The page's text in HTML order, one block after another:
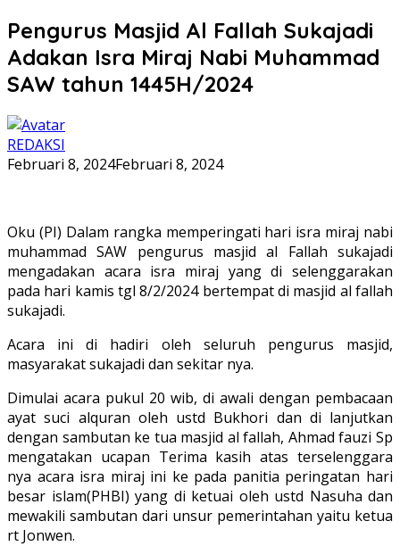
Pengurus Masjid Al Fallah Sukajadi
Adakan Isra Miraj Nabi Muhammad
SAW tahun 1445H/2024
REDAKSI
Februari 8, 2024Februari 8, 2024
Oku (PI) Dalam rangka memperingati hari isra miraj nabi
muhammad SAW pengurus masjid al Fallah sukajadi
mengadakan acara isra miraj yang di selenggarakan
pada hari kamis tgl 8/2/2024 bertempat di masjid al fallah
sukajadi.
Acara ini di hadiri oleh seluruh pengurus masjid,
masyarakat sukajadi dan sekitar nya.
Dimulai acara pukul 20 wib, di awali dengan pembacaan
ayat suci alquran oleh ustd Bukhori dan di lanjutkan
dengan sambutan ke tua masjid al fallah, Ahmad fauzi Sp
mengatakan ucapan Terima kasih atas terselenggara
nya acara isra miraj ini ke pada panitia peringatan hari
besar islam(PHBI) yang di ketuai oleh ustd Nasuha dan
mewakili sambutan dari unsur pemerintahan yaitu ketua
rt Jonwen.